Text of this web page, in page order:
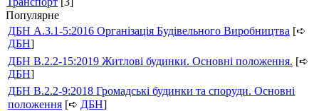
Популярне
ДБН А.3.1-5:2016 Організація Будівельного Виробництва [➪
ДБН]
ДБН В.2.2-15:2019 Житлові будинки. Основні положення. [➪
ДБН]
ДБН В.2.2-9:2018 Громадські будинки та споруди. Основні
положення [➪ ДБН]